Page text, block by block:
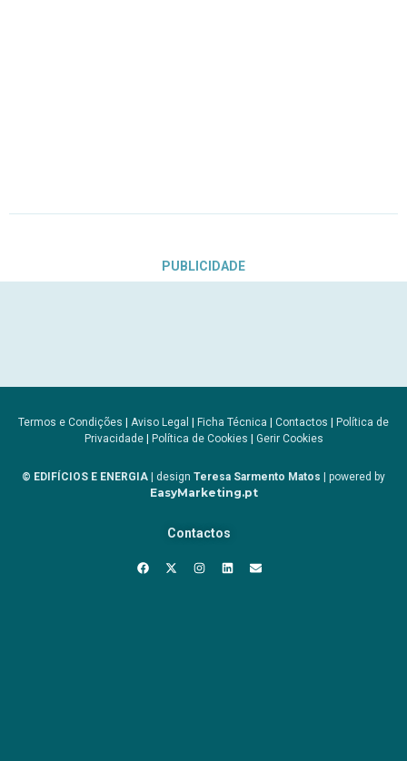
PUBLICIDADE
Termos e Condições | Aviso Legal | Ficha Técnica | Contactos | Política de
Privacidade| Política de Cookies | Gerir Cookies
© EDIFÍCIOS E ENERGIA | design Teresa Sarmento Matos | powered by
EasyMarketing.pt
Contactos